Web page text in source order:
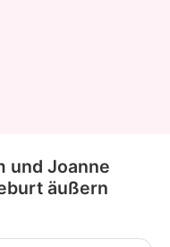
und Joanne
äußern